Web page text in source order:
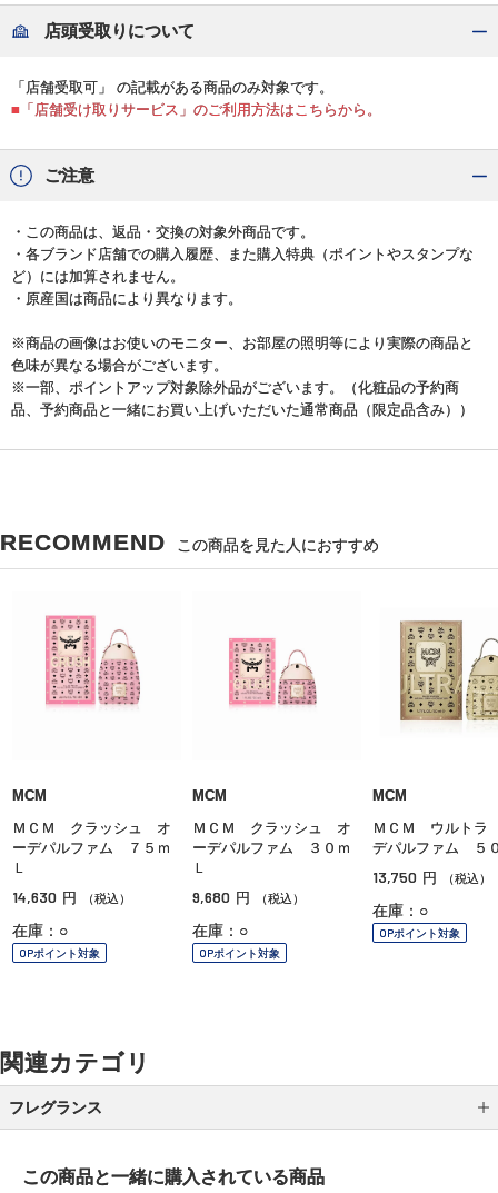
店頭受取りについて
「店舗受取可」 の記載がある商品のみ対象です。
■「店舗受け取りサービス」のご利用方法はこちらから。
ご注意
・この商品は、返品・交換の対象外商品です。
・各ブランド店舗での購入履歴、また購入特典（ポイントやスタンプな
ど）には加算されません。
・原産国は商品により異なります。
※商品の画像はお使いのモニター、お部屋の照明等により実際の商品と
色味が異なる場合がございます。
※一部、ポイントアップ対象除外品がございます。（化粧品の予約商
品、予約商品と一緒にお買い上げいただいた通常商品（限定品含み））
RECOMMEND この商品を見た人におすすめ
MCM
ＭＣＭ クラッシュ オ
ーデパルファム ７５ｍ
Ｌ
14,630 円 （税込）
在庫：○
OPポイント対象
MCM
ＭＣＭ クラッシュ オ
ーデパルファム ３０ｍ
Ｌ
9,680 円 （税込）
在庫：○
OPポイント対象
MCM
ＭＣＭ ウルトラ
デパルファム ５
13,750 円 （税込）
在庫：○
OPポイント対象
関連カテゴリ
フレグランス
この商品と一緒に購入されている商品